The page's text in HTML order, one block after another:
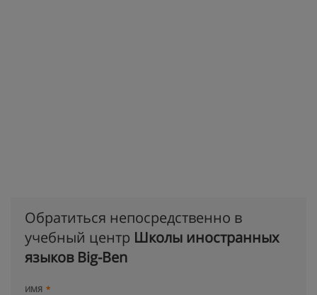
Обратиться непосредственно в
учебный центр Школы иностранных
языков Big-Ben
ИМЯ